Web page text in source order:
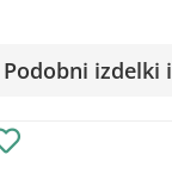
Podobni izdelki